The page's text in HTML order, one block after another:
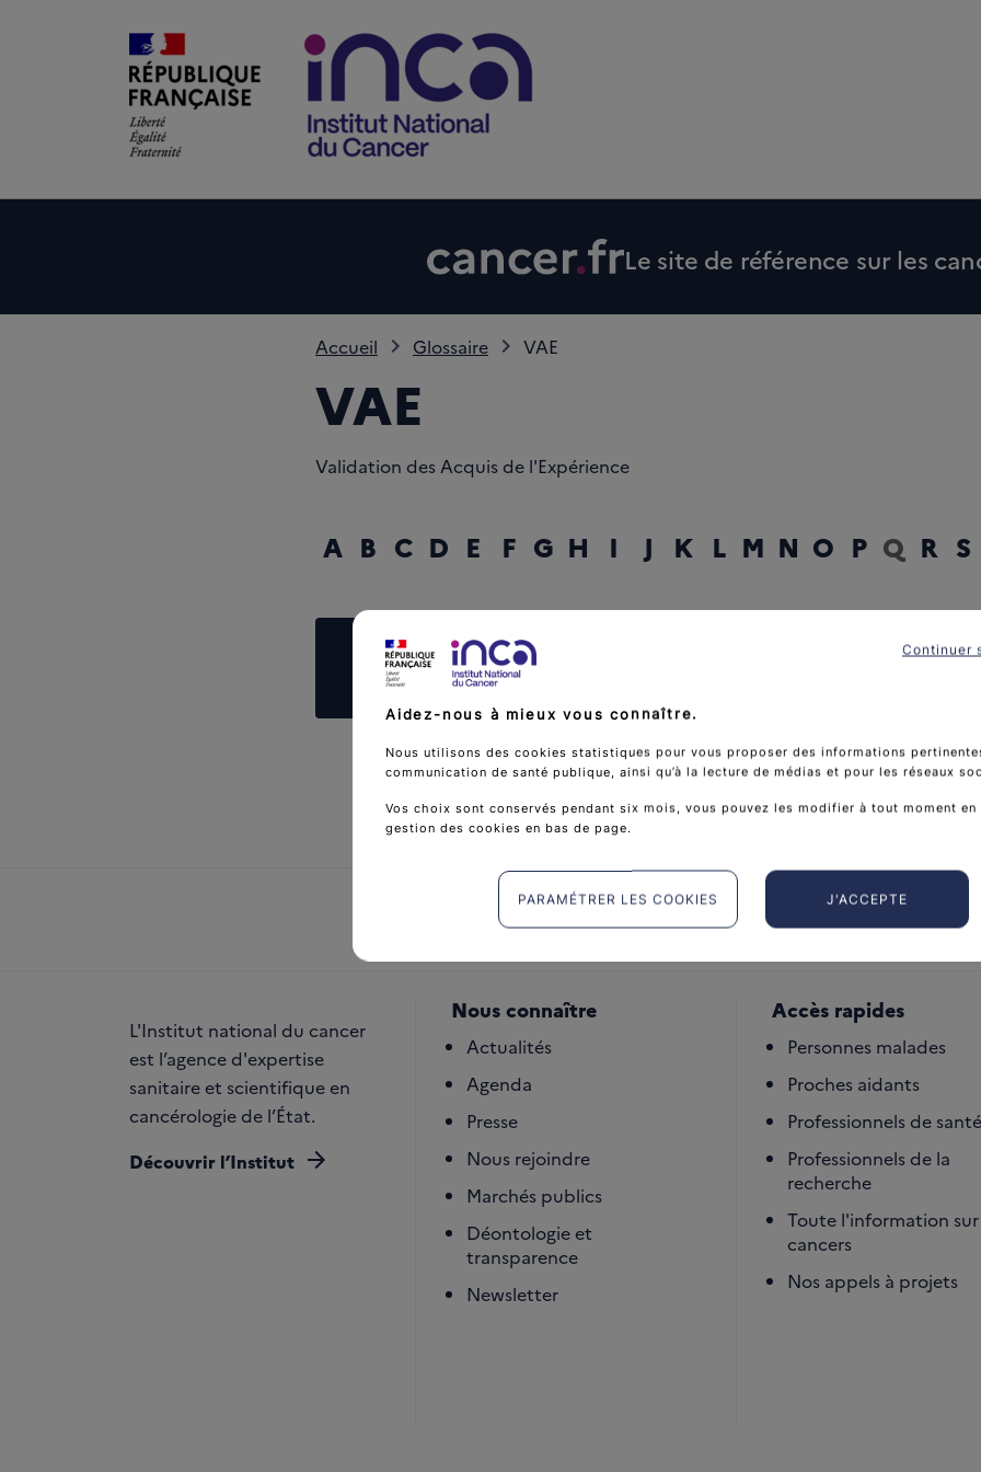
Le site de référence sur les
Accueil Glossaire VAE
VAE
Validation des Acquis de l'Expérience
A B C D E F G H I J K L M N O P Q R S
Rechercher un mot
L'Institut national du cancer
est l’agence d'expertise
sanitaire et scientifique en
cancérologie de l’État.
Découvrir l’Institut arrow_forward
Nous connaître
Actualités
Agenda
Presse
Nous rejoindre
Marchés publics
Déontologie et
transparence
Newsletter
Accès rapides
Personnes malades
Proches aidants
Professionnels de santé
Professionnels de la
recherche
Toute l'information sur
cancers
Nos appels à projets
Aidez-nous à mieux vous connaître.
Nous utilisons des cookies statistiques pour vous proposer des informations
communication de santé publique, ainsi qu’à la lecture de médias et pour les réseaux
Vos choix sont conservés pendant six mois, vous pouvez les modifier à tout moment en
gestion des cookies en bas de page.
J'ACCEPTE
PARAMÉTRER LES COOKIES
Continuer